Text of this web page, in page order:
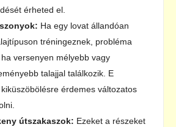
érheted el.
Ha egy lovat állandóan
tréningeznek, probléma
versenyen mélyebb vagy
talajjal találkozik. E
érdemes változatos
útszakaszok: Ezeket a részeket